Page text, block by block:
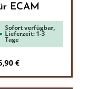
ECAM
Sofort verfügbar,
Lieferzeit: 1-3
Tage
Preis:
€